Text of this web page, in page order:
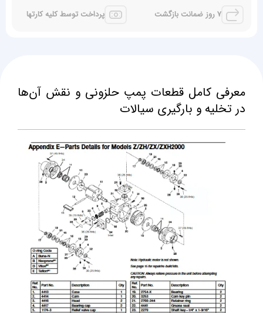
7 روز ضمانت بازگشت پرداخت توسط کلیه کارتها
معرفی کامل قطعات پمپ حلزونی و نقش آن‌ها
در تخلیه و بارگیری سیالات